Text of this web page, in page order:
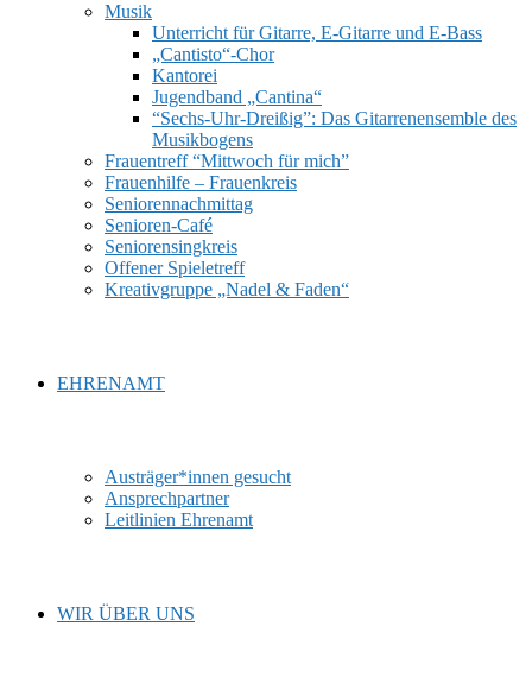
Musik
Unterricht für Gitarre, E‑Gitarre und E‑Bass
„Cantisto“-Chor
Kantorei
Jugendband „Cantina“
“Sechs-Uhr-Dreißig”: Das Gitarrenensemble des
Musikbogens
Frauentreff “Mittwoch für mich”
Frauenhilfe – Frauenkreis
Seniorennachmittag
Senioren-Café
Seniorensingkreis
Offener Spieletreff
Kreativgruppe „Nadel & Faden“
EHRENAMT
Austräger*innen gesucht
Ansprechpartner
Leitlinien Ehrenamt
WIR ÜBER UNS